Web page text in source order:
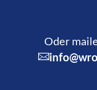
Oder